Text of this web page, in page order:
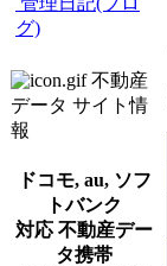
グ)
不動産
データ サイト情
報
ドコモ, au, ソフ
トバンク
対応 不動産デー
タ携帯